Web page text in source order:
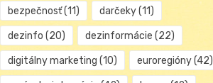
bezpečnosť(11) darčeky(11)
dezinfo (20) dezinformácie (22)
digitálny marketing (10) euroregióny(42)